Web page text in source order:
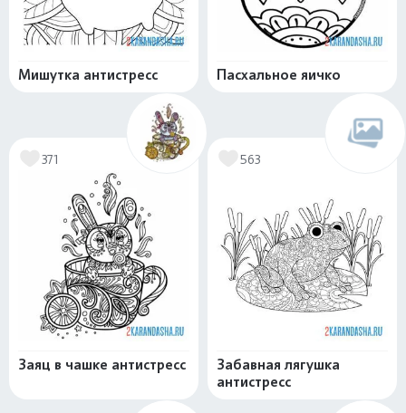
Мишутка антистресс Пасхальное яичко
371
Заяц в чашке антистресс
563
Забавная лягушка
антистресс